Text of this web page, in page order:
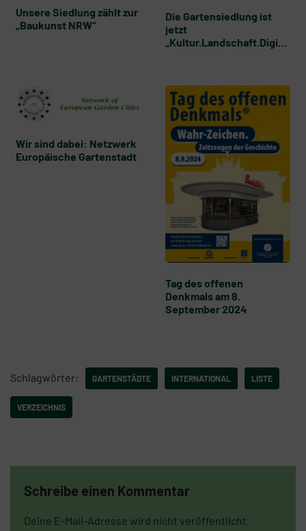
Unsere Siedlung zählt zur
„Baukunst NRW“
Die Gartensiedlung ist
jetzt
„Kultur.Landschaft.Digital
Wir sind dabei: Netzwerk
Europäische Gartenstadt
Tag des offenen
Denkmals am 8.
September 2024
Schlagwörter: GARTENSTÄDTE INTERNATIONAL LISTE
VERZEICHNIS
Schreibe einen Kommentar
Deine E-Mail-Adresse wird nicht veröffentlicht.